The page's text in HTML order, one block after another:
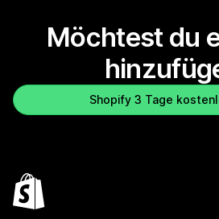
Möchtest du
Shopify 3 Tage